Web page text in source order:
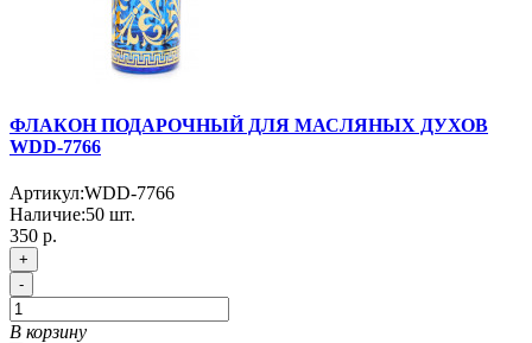
ФЛАКОН ПОДАРОЧНЫЙ ДЛЯ МАСЛЯНЫХ ДУХОВ
WDD-7766
Артикул:WDD-7766
Наличие:50 шт.
350 р.
+
-
В корзину